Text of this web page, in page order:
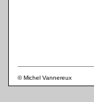
© Michel Vannereux